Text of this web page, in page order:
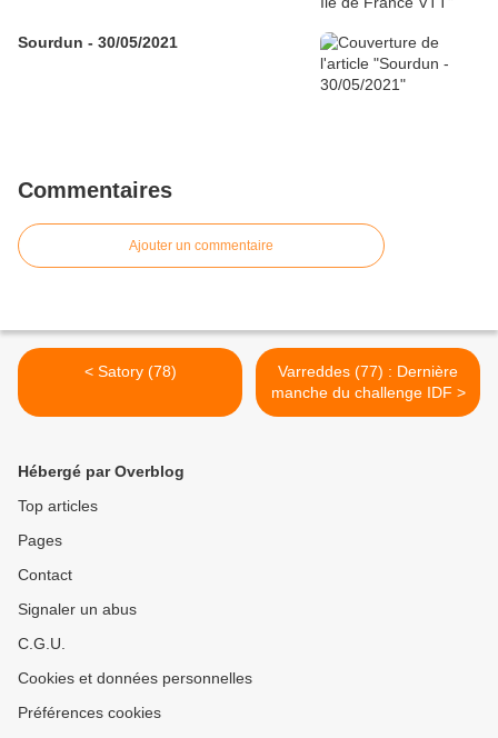
Sourdun - 30/05/2021
Commentaires
Ajouter un commentaire
< Satory (78)
Varreddes (77) : Dernière
manche du challenge IDF >
Hébergé par Overblog
Top articles
Pages
Contact
Signaler un abus
C.G.U.
Cookies et données personnelles
Préférences cookies